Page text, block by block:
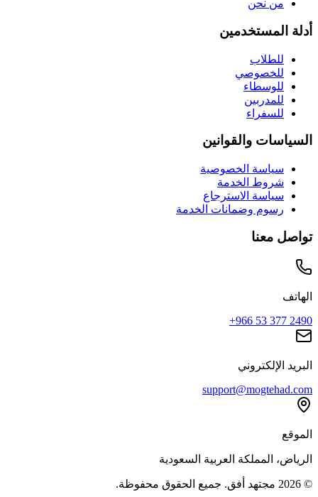
من نحن
أدلة المستخدمين
للطلاب
للخصوصي
للوسطاء
للمدربين
للسفراء
السياسات والقوانين
سياسة الخصوصية
شروط الخدمة
سياسة الاسترجاع
رسوم وضمانات الخدمة
تواصل معنا
الهاتف
+966 53 377 2490
البريد الإلكتروني
support@mogtehad.com
الموقع
الرياض، المملكة العربية السعودية
© 2026 مجتهد أفق. جميع الحقوق محفوظة.